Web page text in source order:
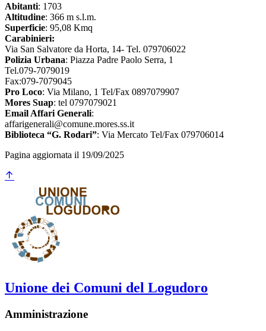
Abitanti: 1703
Altitudine: 366 m s.l.m.
Superficie: 95,08 Kmq
Carabinieri:
Via San Salvatore da Horta, 14- Tel. 079706022
Polizia Urbana: Piazza Padre Paolo Serra, 1
Tel.079-7079019
Fax:079-7079045
Pro Loco: Via Milano, 1 Tel/Fax 0897079907
Mores Suap: tel 0797079021
Email Affari Generali:
affarigenerali@comune.mores.ss.it
Biblioteca “G. Rodari”: Via Mercato Tel/Fax 079706014
Pagina aggiornata il 19/09/2025
Unione dei Comuni del Logudoro
Amministrazione